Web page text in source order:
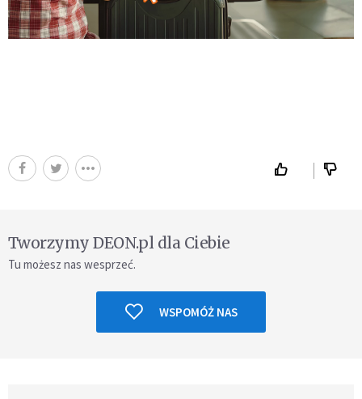
Tworzymy DEON.pl dla Ciebie
Tu możesz nas wesprzeć.
WSPOMÓŻ NAS